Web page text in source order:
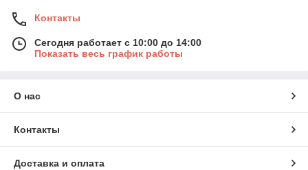
Контакты
Сегодня работает с 10:00 до 14:00
Показать весь график работы
О нас
Контакты
Доставка и оплата